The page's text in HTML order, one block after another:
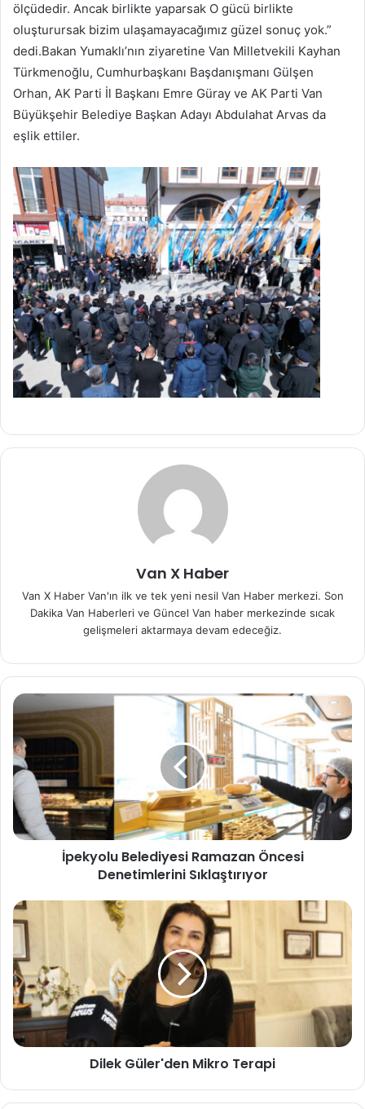
ölçüdedir. Ancak birlikte yaparsak O gücü birlikte
oluşturursak bizim ulaşamayacağımız güzel sonuç yok.”
dedi.Bakan Yumaklı’nın ziyaretine Van Milletvekili Kayhan
Türkmenoğlu, Cumhurbaşkanı Başdanışmanı Gülşen
Orhan, AK Parti İl Başkanı Emre Güray ve AK Parti Van
Büyükşehir Belediye Başkan Adayı Abdulahat Arvas da
eşlik ettiler.
Van X Haber
Van X Haber Van'ın ilk ve tek yeni nesil Van Haber merkezi. Son
Dakika Van Haberleri ve Güncel Van haber merkezinde sıcak
gelişmeleri aktarmaya devam edeceğiz.
İpekyolu Belediyesi Ramazan Öncesi
Denetimlerini Sıklaştırıyor
Dilek Güler'den Mikro Terapi